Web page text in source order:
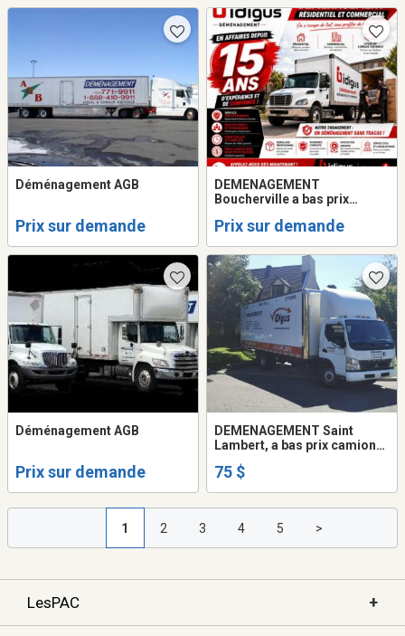
Déménagement AGB
Prix sur demande
DEMENAGEMENT
Boucherville a bas prix
demenageurs.514-549-2895
Prix sur demande
Déménagement AGB
Prix sur demande
DEMENAGEMENT Saint
Lambert, a bas prix camion
demenageurs.514-993-2895
75 $
1 2 3 4 5 >
LesPAC +